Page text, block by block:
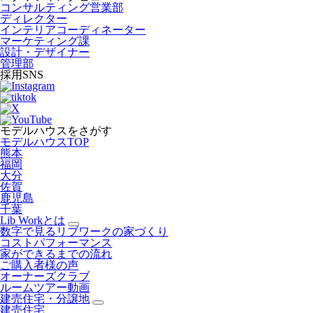
コンサルティング営業部
ディレクター
インテリアコーディネーター
マーケティング課
設計・デザイナー
管理部
採用SNS
モデルハウスをさがす
モデルハウスTOP
熊本
福岡
大分
佐賀
鹿児島
千葉
Lib Workとは
数字で見るリブワークの家づくり
コストパフォーマンス
家ができるまでの流れ
ご購入者様の声
オーナーズクラブ
ルームツアー動画
建売住宅・分譲地
建売住宅